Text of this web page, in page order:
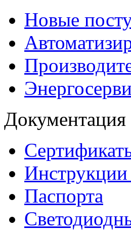
Новые
Документация
Инструкции
Паспорта